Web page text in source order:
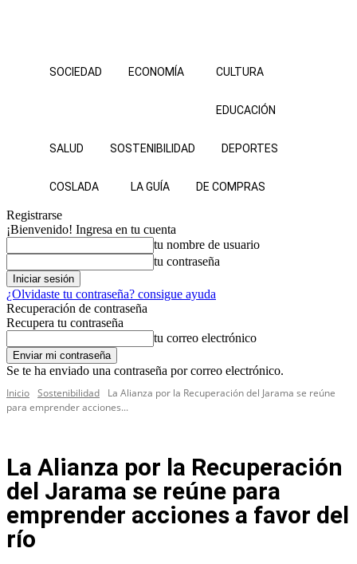
SOCIEDAD ECONOMÍA CULTURA
EDUCACIÓN
SALUD SOSTENIBILIDAD DEPORTES
COSLADA LA GUÍA DE COMPRAS
Registrarse
¡Bienvenido! Ingresa en tu cuenta
tu nombre de usuario
tu contraseña
¿Olvidaste tu contraseña? consigue ayuda
Recuperación de contraseña
Recupera tu contraseña
tu correo electrónico
Se te ha enviado una contraseña por correo electrónico.
Inicio Sostenibilidad
La Alianza por la Recuperación del Jarama se reúne
para emprender acciones...
La Alianza por la Recuperación
del Jarama se reúne para
emprender acciones a favor del
río